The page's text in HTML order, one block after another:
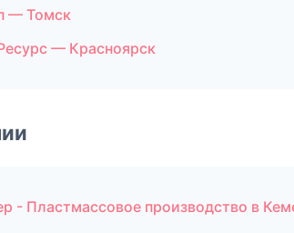
— Томск
— Красноярск
- Пластмассовое производство в